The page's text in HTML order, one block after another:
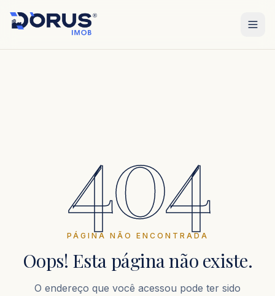
404
PÁGINA NÃO ENCONTRADA
Oops! Esta página não existe.
O endereço que você acessou pode ter sido